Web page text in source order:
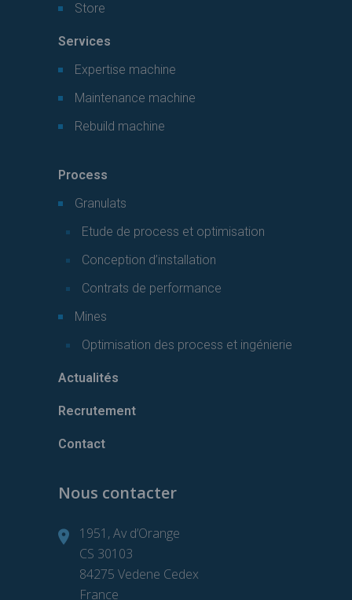
Store
Services
Expertise machine
Maintenance machine
Rebuild machine
Process
Granulats
Etude de process et optimisation
Conception d’installation
Contrats de performance
Mines
Optimisation des process et ingénierie
Actualités
Recrutement
Contact
Nous contacter
1951, Av d’Orange
CS 30103
84275 Vedene Cedex
France